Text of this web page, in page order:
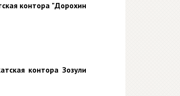
контора "Дорохин
контора Зозули